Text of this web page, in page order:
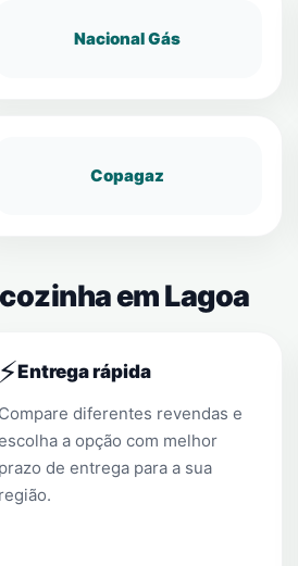
Nacional Gás
Copagaz
em Lagoa
⚡Entrega rápida
Compare diferentes revendas e
a opção com melhor
prazo de entrega para a sua
região.